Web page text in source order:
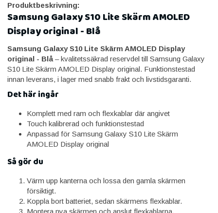
Produktbeskrivning:
Samsung Galaxy S10 Lite Skärm AMOLED
Display original - Blå
Samsung Galaxy S10 Lite Skärm AMOLED Display
original - Blå – kvalitetssäkrad reservdel till Samsung Galaxy
S10 Lite Skärm AMOLED Display original. Funktionstestad
innan leverans, i lager med snabb frakt och livstidsgaranti.
Det här ingår
Komplett med ram och flexkablar där angivet
Touch kalibrerad och funktionstestad
Anpassad för Samsung Galaxy S10 Lite Skärm
AMOLED Display original
Så gör du
Värm upp kanterna och lossa den gamla skärmen
försiktigt.
Koppla bort batteriet, sedan skärmens flexkablar.
Montera nya skärmen och anslut flexkablarna.